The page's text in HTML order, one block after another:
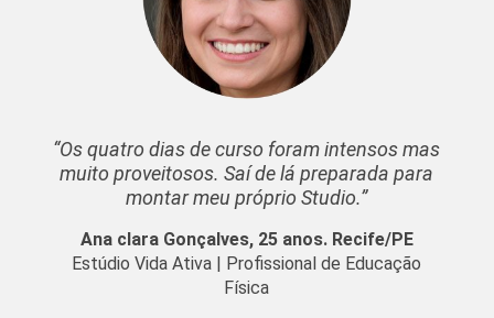
“Os quatro dias de curso foram intensos mas
muito proveitosos. Saí de lá preparada para
montar meu próprio Studio.”
Ana clara Gonçalves, 25 anos. Recife/PE
Estúdio Vida Ativa | Profissional de Educação
Física